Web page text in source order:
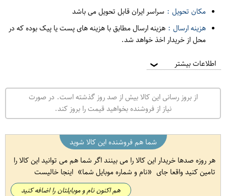
مکان تحویل : سراسر ایران قابل تحویل می باشد
هزینه ارسال : هزینه ارسال مطابق با هزینه های پست یا پیک بوده که در
محل از خریدار اخذ خواهد شد.
اطلاعات بیشتر ❯
از بروز رسانی این کالا بیش از صد روز گذشته است. در صورت
نیاز از فروشنده بخواهید قیمت را بروز کند.
شما هم فروشنده این کالا شوید
هر روزه صدها خریدار این کالا را می بینند اگر شما هم می توانید این کالا را
تامین کنید واقعا جای
نام و شماره موبایل شما اینجا خالیست
هم اکنون نام و موبایلتان را اضافه کنید